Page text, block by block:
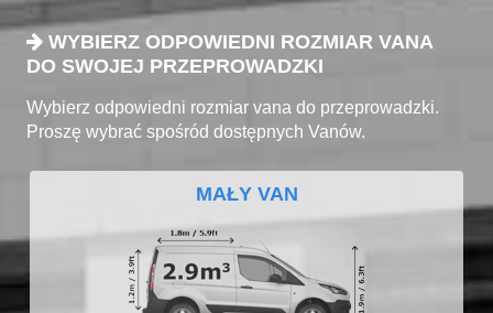
WYBIERZ ODPOWIEDNI ROZMIAR VANA
DO SWOJEJ PRZEPROWADZKI
Wybierz odpowiedni rozmiar vana do przeprowadzki.
Proszę wybrać spośród dostępnych Vanów.
MAŁY VAN